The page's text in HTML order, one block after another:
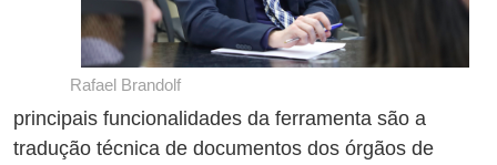
Rafael Brandolf
principais funcionalidades da ferramenta são a
tradução técnica de documentos dos órgãos de